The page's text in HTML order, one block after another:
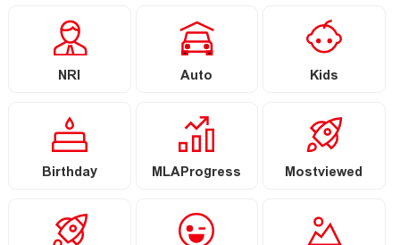
NRI Auto Kids
Birthday MLAProgress Mostviewed